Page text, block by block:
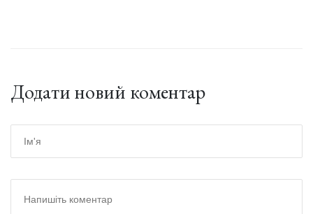
Додати новий коментар